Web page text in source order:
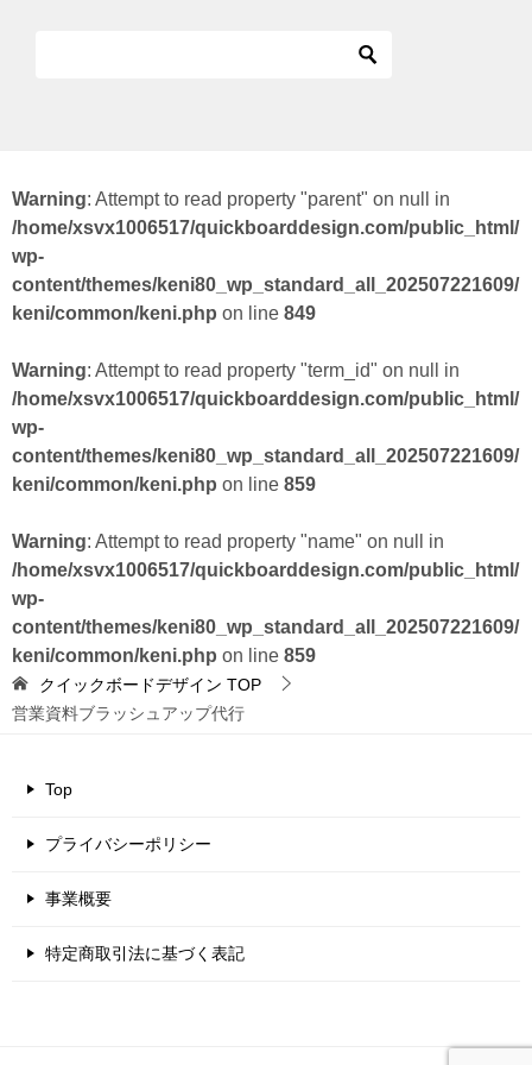
Warning: Attempt to read property "parent" on null in
/home/xsvx1006517/quickboarddesign.com/public_html/
wp-
content/themes/keni80_wp_standard_all_202507221609/
keni/common/keni.php on line 849
Warning: Attempt to read property "term_id" on null in
/home/xsvx1006517/quickboarddesign.com/public_html/
wp-
content/themes/keni80_wp_standard_all_202507221609/
keni/common/keni.php on line 859
Warning: Attempt to read property "name" on null in
/home/xsvx1006517/quickboarddesign.com/public_html/
wp-
content/themes/keni80_wp_standard_all_202507221609/
keni/common/keni.php on line 859
クイックボードデザイン TOP
営業資料ブラッシュアップ代行
Top
プライバシーポリシー
事業概要
特定商取引法に基づく表記